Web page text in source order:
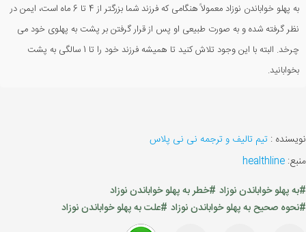
به پهلو خواباندن نوزاد معمولاً هنگامی که فرزند شما بزرگتر از 4 تا 6 ماه است، ایمن در
نظر گرفته شده و به صورت طبیعی او پس از قرار گرفتن بر پشت به پهلوی خود می
چرخد. البته با این وجود تلاش کنید تا همیشه فرزند خود را تا 1 سالگی به پشت
بخوابانید.
نویسنده : تیم تالیف و ترجمه نی نی پلاس
منبع: healthline
#به پهلو خواباندن نوزاد #خطر به پهلو خواباندن نوزاد
#نحوه صحیح به پهلو خواباندن نوزاد #علت به پهلو خواباندن نوزاد